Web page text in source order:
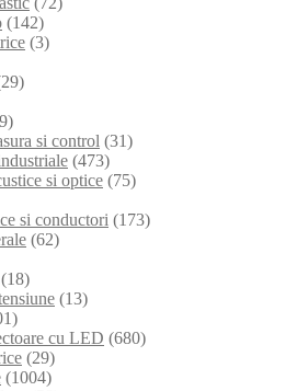
(142)
(3)
si control (31)
(473)
si optice (75)
si conductori (173)
(62)
(18)
(13)
cu LED (680)
(29)
(1004)